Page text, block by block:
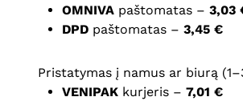
OMNIVA paštomatas – 3,03
DPD paštomatas – 3,45 €
Pristatymas į namus ar biurą
VENIPAK kurjeris – 7,01 €